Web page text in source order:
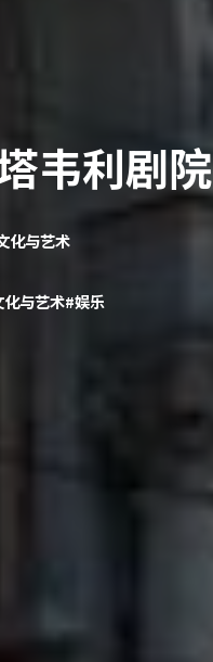
韦利剧院
化与艺术
化与艺术#娱乐